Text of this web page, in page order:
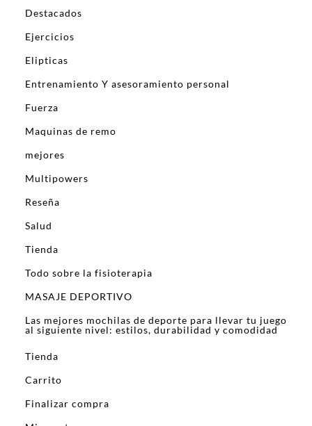
Destacados
Ejercicios
Elipticas
Entrenamiento Y asesoramiento personal
Fuerza
Maquinas de remo
mejores
Multipowers
Reseña
Salud
Tienda
Todo sobre la fisioterapia
MASAJE DEPORTIVO
Las mejores mochilas de deporte para llevar tu juego
al siguiente nivel: estilos, durabilidad y comodidad
Tienda
Carrito
Finalizar compra